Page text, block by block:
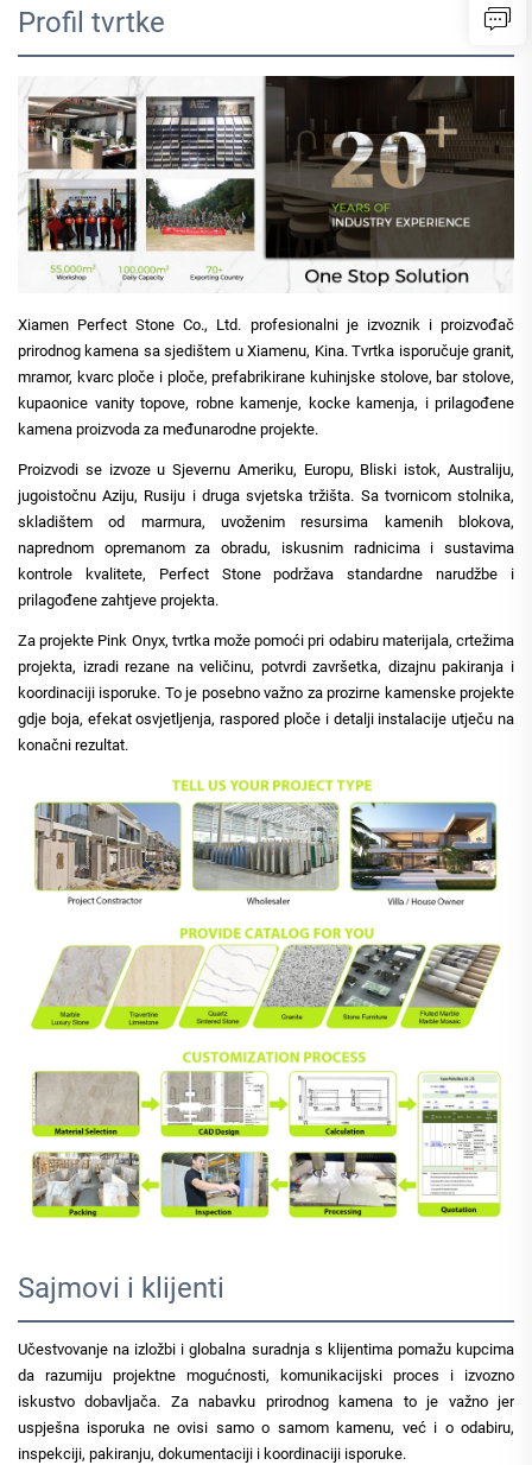
Profil tvrtke
Xiamen Perfect Stone Co., Ltd. profesionalni je izvoznik i proizvođač
prirodnog kamena sa sjedištem u Xiamenu, Kina. Tvrtka isporučuje granit,
mramor, kvarc ploče i ploče, prefabrikirane kuhinjske stolove, bar stolove,
kupaonice vanity topove, robne kamenje, kocke kamenja, i prilagođene
kamena proizvoda za međunarodne projekte.
Proizvodi se izvoze u Sjevernu Ameriku, Europu, Bliski istok, Australiju,
jugoistočnu Aziju, Rusiju i druga svjetska tržišta. Sa tvornicom stolnika,
skladištem od marmura, uvoženim resursima kamenih blokova,
naprednom opremanom za obradu, iskusnim radnicima i sustavima
kontrole kvalitete, Perfect Stone podržava standardne narudžbe i
prilagođene zahtjeve projekta.
Za projekte Pink Onyx, tvrtka može pomoći pri odabiru materijala, crtežima
projekta, izradi rezane na veličinu, potvrdi završetka, dizajnu pakiranja i
koordinaciji isporuke. To je posebno važno za prozirne kamenske projekte
gdje boja, efekat osvjetljenja, raspored ploče i detalji instalacije utječu na
konačni rezultat.
Sajmovi i klijenti
Učestvovanje na izložbi i globalna suradnja s klijentima pomažu kupcima
da razumiju projektne mogućnosti, komunikacijski proces i izvozno
iskustvo dobavljača. Za nabavku prirodnog kamena to je važno jer
uspješna isporuka ne ovisi samo o samom kamenu, već i o odabiru,
inspekciji, pakiranju, dokumentaciji i koordinaciji isporuke.